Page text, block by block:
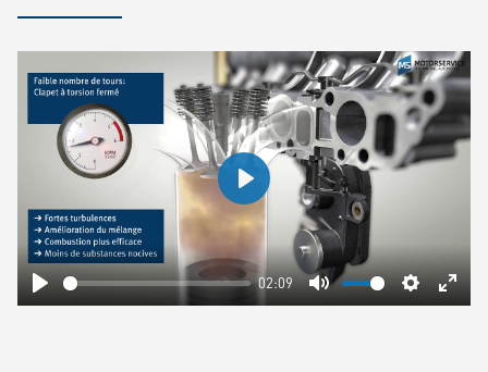
Play
02:09
Mute Settings
Play